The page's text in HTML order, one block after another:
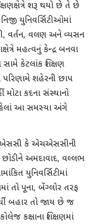
શરૂ થયો છે તે છે
યુનિવર્સિટીઓમાં
વર્તન, વલણ અને વ્યસન
મહત્વનું કેન્દ્ર બનવા
કેટલાંક શિક્ષણ
શહેરની છાપ
કદના સંસ્થાનો
આ સમસ્યા અંગે
કે એચએસસીની
છોડીને અમદાવાદ, વલ્લભ
યુનિવર્સિટીમાં
તો પૂના, બેંગ્લોર તરફ
બહાર તો જાય છે જ
કક્ષાના શિક્ષણમાં